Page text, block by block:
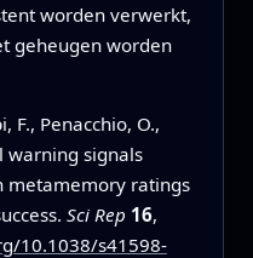
worden verwerkt,
geheugen worden
F., Penacchio, O.,
warning signals
metamemory ratings
Sci Rep 16,
10.1038/s41598-